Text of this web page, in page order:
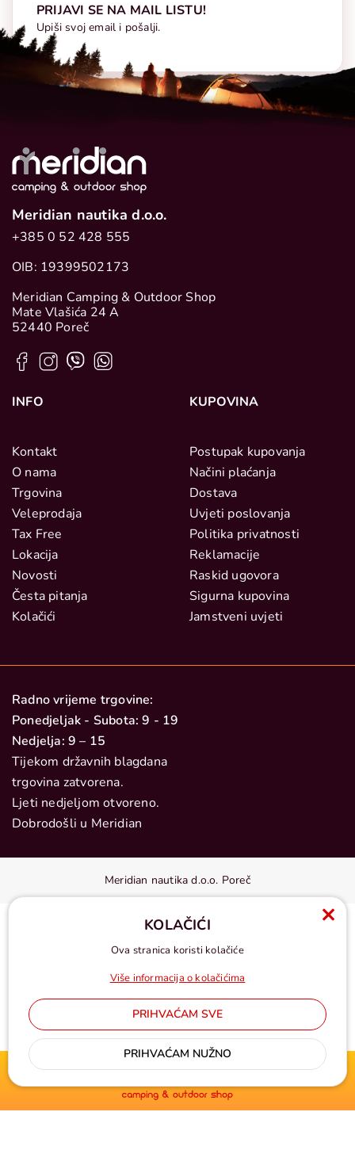
PRIJAVI SE NA MAIL LISTU!
Upiši svoj email i pošalji.
Meridian nautika d.o.o.
+385 0 52 428 555
OIB: 19399502173
Meridian Camping & Outdoor Shop
Mate Vlašića 24 A
52440 Poreč
INFO
Kontakt
O nama
Trgovina
Veleprodaja
Tax Free
Lokacija
Novosti
Česta pitanja
Kolačići
KUPOVINA
Postupak kupovanja
Načini plaćanja
Dostava
Uvjeti poslovanja
Politika privatnosti
Reklamacije
Raskid ugovora
Sigurna kupovina
Jamstveni uvjeti
Radno vrijeme trgovine:
Ponedjeljak - Subota: 9 - 19
Nedjelja: 9 – 15
Tijekom državnih blagdana
trgovina zatvorena.
Ljeti nedjeljom otvoreno.
Dobrodošli u Meridian
Meridian nautika d.o.o. Poreč
Cijene u eurima, pdv uključen
KOLAČIĆI
Ova stranica koristi kolačiće
Više informacija o kolačićima
PRIHVAĆAM SVE
PRIHVAĆAM NUŽNO